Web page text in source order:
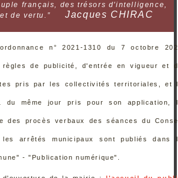
français, des trésors d'intelligence,
de vertu.”
Jacques CHIRAC
n° 2021-1310 du 7 octobre
règles de publicité, d'entrée en vigueur et
pris par les collectivités territoriales, et
du même jour pris pour son application,
des procès verbaux des séances du
les arrêtés municipaux sont publiés dans
- "Publication numérique".